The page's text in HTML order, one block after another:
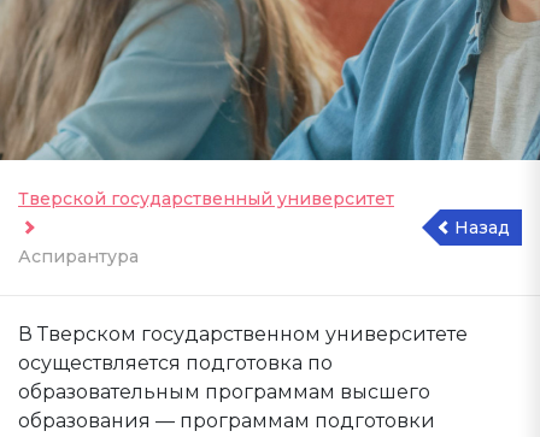
Тверской государственный университет
Аспирантура
Назад
В Тверском государственном университете
осуществляется подготовка по
образовательным программам высшего
образования — программам подготовки